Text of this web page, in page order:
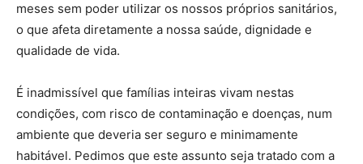
meses sem poder utilizar os nossos próprios sanitários,
o que afeta diretamente a nossa saúde, dignidade e
qualidade de vida.
É inadmissível que famílias inteiras vivam nestas
condições, com risco de contaminação e doenças, num
ambiente que deveria ser seguro e minimamente
habitável. Pedimos que este assunto seja tratado com a